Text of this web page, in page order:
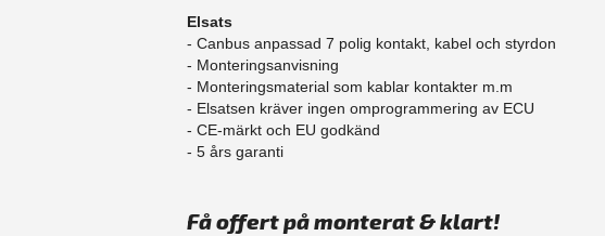
Elsats
- Canbus anpassad 7 polig kontakt, kabel och styrdon
- Monteringsanvisning
- Monteringsmaterial som kablar kontakter m.m
- Elsatsen kräver ingen omprogrammering av ECU
- CE-märkt och EU godkänd
​- 5 års garanti
Få offert på monterat & klart!